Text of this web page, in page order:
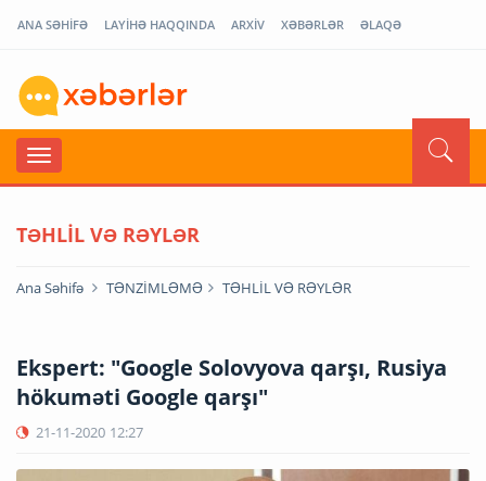
ANA SƏHİFƏ LAYİHƏ HAQQINDA ARXİV XƏBƏRLƏR ƏLAQƏ
TƏHLİL VƏ RƏYLƏR
Ana Səhifə TƏNZİMLƏMƏ TƏHLİL VƏ RƏYLƏR
Ekspert: "Google Solovyova qarşı, Rusiya
hökuməti Google qarşı"
21-11-2020 12:27